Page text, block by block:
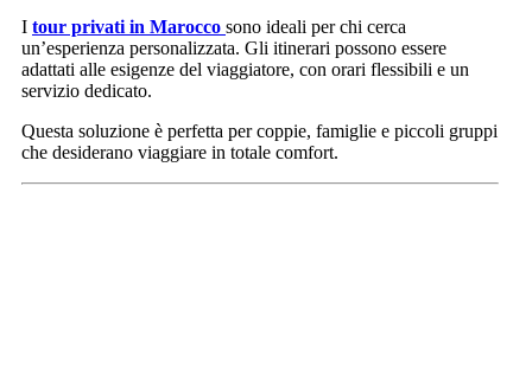
I tour privati in Marocco sono ideali per chi cerca
un’esperienza personalizzata. Gli itinerari possono essere
adattati alle esigenze del viaggiatore, con orari flessibili e un
servizio dedicato.
Questa soluzione è perfetta per coppie, famiglie e piccoli gruppi
che desiderano viaggiare in totale comfort.